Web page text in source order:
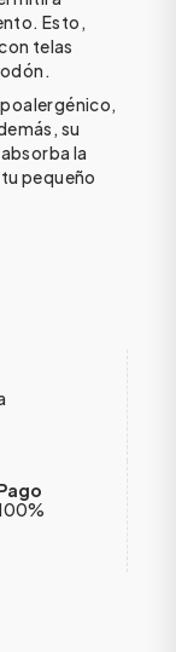
Esto,
telas
su
la
pequeño